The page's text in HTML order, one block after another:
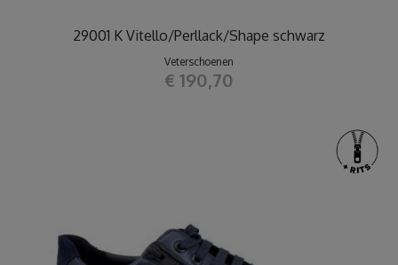
29001 K Vitello/Perllack/Shape schwarz
Veterschoenen
€ 190,70